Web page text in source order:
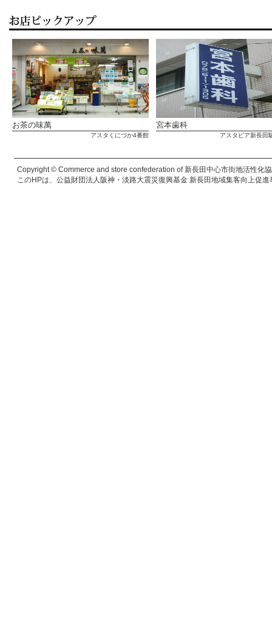
お茶の味萬
アスタくにづか4番館
宮本歯科
アスタピア新長田
Copyright © Commerce and store confederation of 新長田中心市街地活性化
このHPは、公益財団法人阪神・淡路大震災復興基金 新長田地域集客向上促